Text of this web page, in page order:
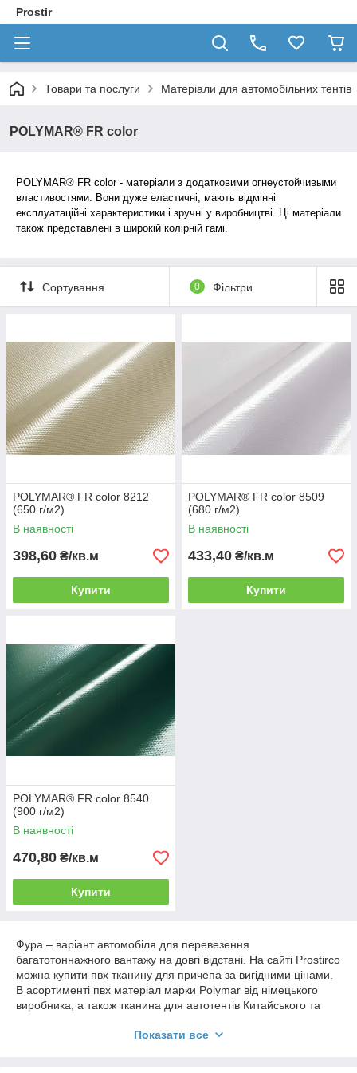
Prostir
Товари та послуги Матеріали для автомобільних тентів
POLYMAR® FR color
POLYMAR® FR color- матеріали з додатковими огнеустойчивыми
властивостями. Вони дуже еластичні, мають відмінні
експлуатаційні характеристики і зручні у виробництві. Ці матеріали
також представлені в широкій колірній гамі.
Сортування 0 Фільтри
POLYMAR® FR color 8212
(650 г/м2)
В наявності
398,60 ₴/кв.м
Купити
POLYMAR® FR color 8509
(680 г/м2)
В наявності
433,40 ₴/кв.м
Купити
POLYMAR® FR color 8540
(900 г/м2)
В наявності
470,80 ₴/кв.м
Купити
Фура – варіант автомобіля для перевезення
багатотоннажного вантажу на довгі відстані. На сайті Prostirco
можна купити пвх тканину для причепа за вигідними цінами.
В асортименті пвх матеріал марки Polymar від німецького
виробника, а також тканина для автотентів Китайського та
відповідає міжнародному стандарту якості ISO.
Показати все